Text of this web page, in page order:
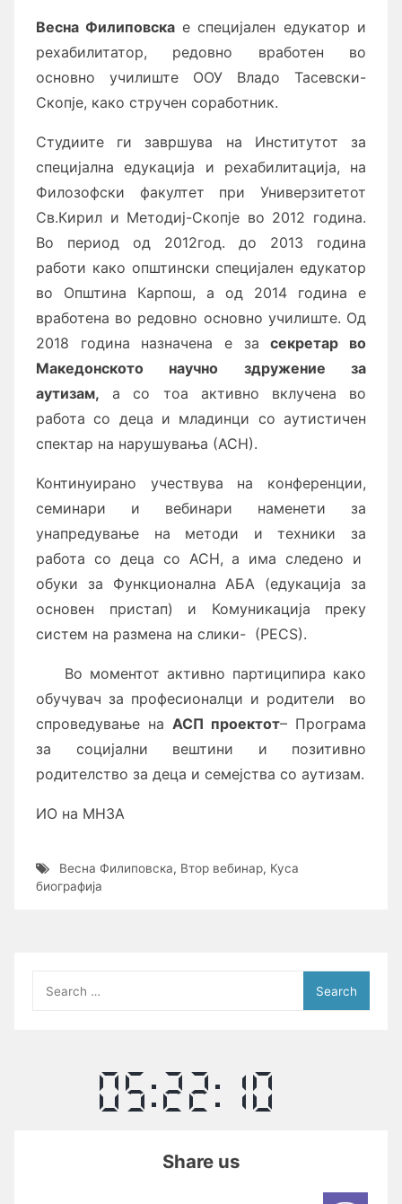
Весна Филиповска е специјален едукатор и
рехабилитатор, редовно вработен во
основно училиште ООУ Владо Тасевски-
Скопје, како стручен соработник.
Студиите ги завршува на Институтот за
специјална едукација и рехабилитација, на
Филозофски факултет при Универзитетот
Св.Кирил и Методиј-Скопје во 2012 година.
Во период од 2012год. до 2013 година
работи како општински специјален едукатор
во Општина Карпош, а од 2014 година е
вработена во редовно основно училиште. Од
2018 година назначена е засекретар во
Македонското научно здружение за
аутизам, а со тоа активно вклучена во
работа со деца и младинци со аутистичен
спектар на нарушувања (АСН).
Континуирано учествува на конференции,
семинари и вебинари наменети за
унапредување на методи и техники за
работа со деца со АСН, а има следено и
обуки за Функционална АБА (едукација за
основен пристап) и Комуникација преку
систем на размена на слики- (РЕСЅ).
Во моментот активно партиципира како
обучувач за професионалци и родители во
спроведување на АСП проектот– Програма
за социјални вештини и позитивно
родителство за деца и семејства со аутизам.
ИО на МНЗА
Весна Филиповска, Втор вебинар, Куса
биографија
for:
Share us